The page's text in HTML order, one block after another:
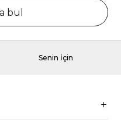
bul
Senin İçin